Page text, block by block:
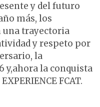
y del futuro
más, los
trayectoria
y respeto por
la
y,ahora la conquista
FCAT.